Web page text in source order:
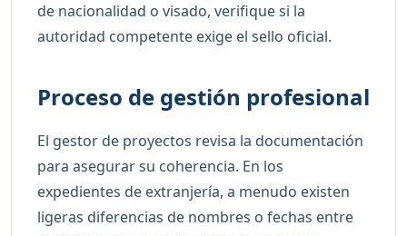
de nacionalidad o visado, verifique si la
autoridad competente exige el sello oficial.
Proceso de gestión profesional
El gestor de proyectos revisa la documentación
para asegurar su coherencia. En los
expedientes de extranjería, a menudo existen
ligeras diferencias de nombres o fechas entre